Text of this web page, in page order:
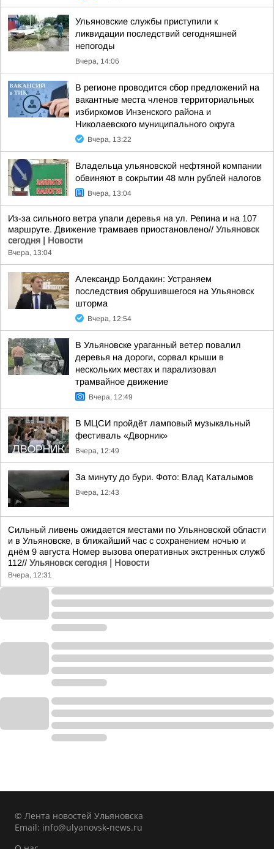
Ульяновские службы приступили к
ликвидации последствий сегодняшней
непогоды
Вчера, 14:06
В регионе проводится сбор предложений на
вакантные места членов территориальных
избиркомов Инзенского района и
Николаевского муниципального округа
Вчера, 13:22
Владельца ульяновской нефтяной компании
обвиняют в сокрытии 48 млн рублей налогов
Вчера, 13:04
Из-за сильного ветра упали деревья на ул. Репина и на 107
маршруте. Движение трамваев приостановлено// Ульяновск
сегодня | Новости
Вчера, 13:04
Александр Болдакин: Устраняем
последствия обрушившегося на Ульяновск
шторма
Вчера, 12:54
В Ульяновске ураганный ветер повалил
деревья на дороги, сорвал крыши в
нескольких местах и парализовал
трамвайное движение
Вчера, 12:49
В МЦСИ пройдёт ламповый музыкальный
фестиваль «Дворник»
Вчера, 12:49
За минуту до бури. Фото: Влад Каталымов
Вчера, 12:43
Сильный ливень ожидается местами по Ульяновской области
и в Ульяновске, в ближайший час с сохранением ночью и
днём 9 августа Номер вызова оперативных экстренных служб
112// Ульяновск сегодня | Новости
Вчера, 12:31
© Лента новостей Ульяновска
Email: info@ulyanovsk-news.ru